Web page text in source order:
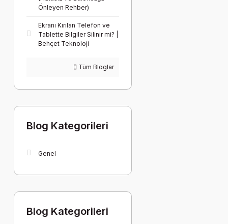
Önleyen Rehber)
Ekranı Kırılan Telefon ve
Tablette Bilgiler Silinir mi? |
Behçet Teknoloji
Tüm Bloglar
Blog Kategorileri
Genel
Blog Kategorileri